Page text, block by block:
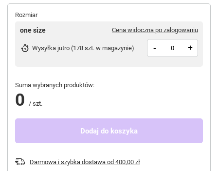
Rozmiar
one size Cena widoczna po zalogowaniu
Wysyłka jutro (178 szt. w magazynie) - +
Suma wybranych produktów:
0 / szt.
Dodaj do koszyka
Darmowa i szybka dostawa od 400,00 zł